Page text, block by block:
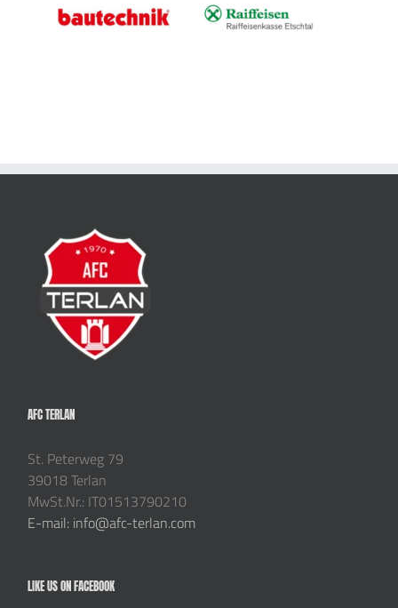
AFC TERLAN
St. Peterweg 79
39018 Terlan
MwSt.Nr.: IT01513790210
E-mail: info@afc-terlan.com
LIKE US ON FACEBOOK